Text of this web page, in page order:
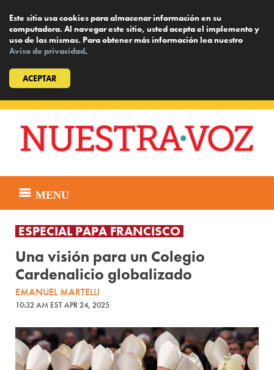
Este sitio usa cookies para almacenar información en su
computadora. Al navegar este sitio, usted acepta el implemento y
uso de las mismas. Para obtener más información lea nuestro
Aviso de privacidad.
ACEPTAR
content
MENU
ESPECIAL PAPA FRANCISCO
Una visión para un Colegio
Cardenalicio globalizado
EMANUEL MARTELLI
10:32 AM EST APR 24, 2025